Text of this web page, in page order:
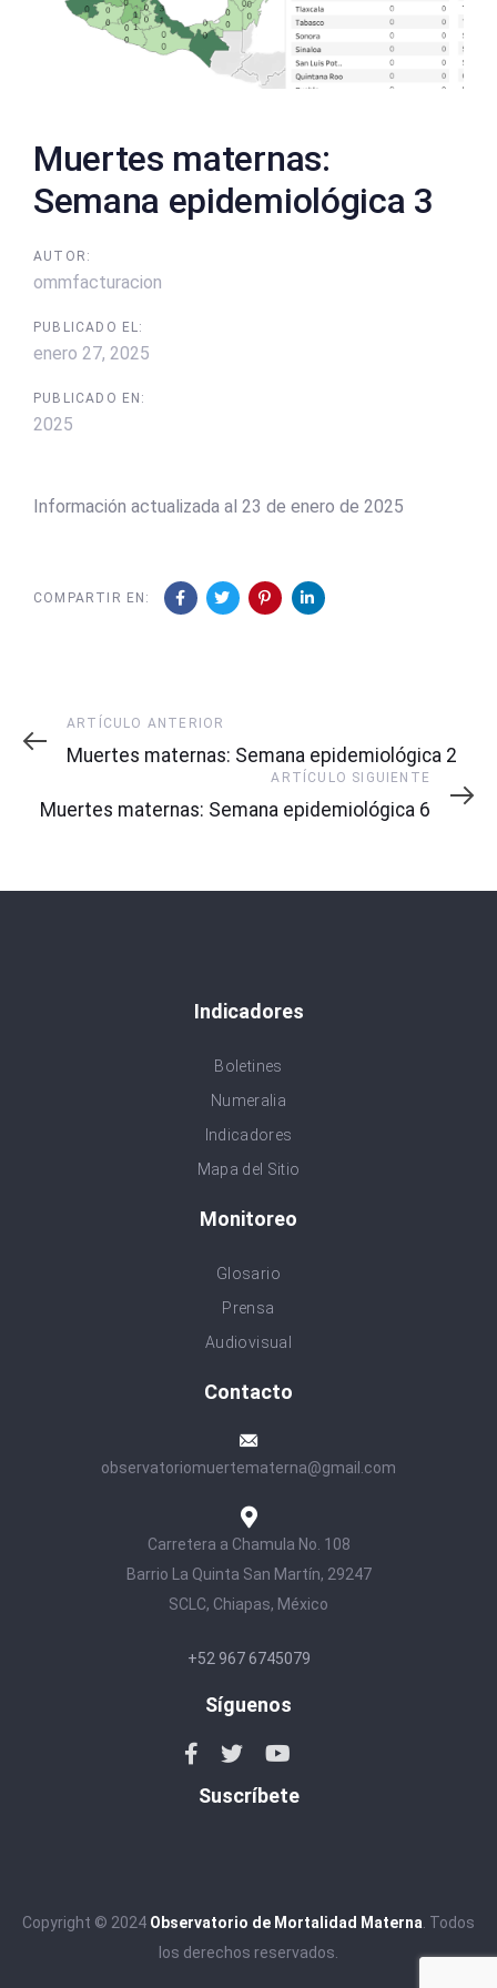
Muertes maternas:
Semana epidemiológica 3
AUTOR:
ommfacturacion
PUBLICADO EL:
enero 27, 2025
PUBLICADO EN:
2025
Información actualizada al 23 de enero de 2025
COMPARTIR EN:
Artículo
Anterior
ARTÍCULO ANTERIOR
Muertes maternas: Semana epidemiológica 2
Siguiente
ARTÍCULO SIGUIENTE
Muertes maternas: Semana epidemiológica 6
Indicadores
Boletines
Numeralia
Indicadores
Mapa del Sitio
Monitoreo
Glosario
Prensa
Audiovisual
Contacto
observatoriomuertematerna@gmail.com
Carretera a Chamula No. 108
Barrio La Quinta San Martín, 29247
SCLC, Chiapas, México
+52 967 6745079
Síguenos
Suscríbete
Copyright © 2024 Observatorio de Mortalidad Materna . Todos
los derechos reservados.